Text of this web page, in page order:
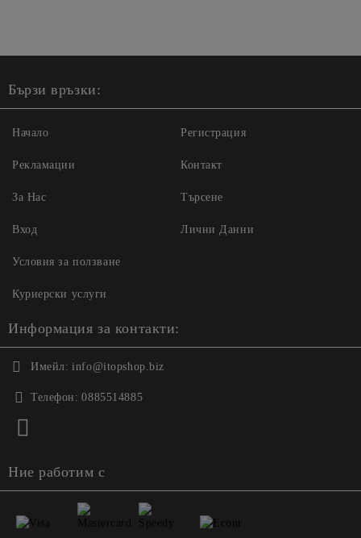
Бързи връзки:
Начало
Рекламации
За Нас
Вход
Регистрация
Контакт
Търсене
Лични Данни
Условия за ползване
Куриерски услуги
Информация за контакти:
Имейл: info@itopshop.biz
Телефон: 0885514885
Ние работим с